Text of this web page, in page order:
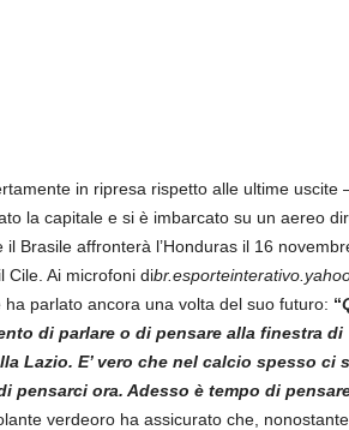
in ripresa rispetto alle ultime uscite
la capitale e si è imbarcato su un aereo
Brasile affronterà l’Honduras il 16
Cile. Ai microfoni di
parlato ancora una volta del suo futuro: “
di parlare o di pensare alla finestra di
Lazio. E’ vero che nel calcio spesso ci
pensarci ora. Adesso è tempo di
verdeoro ha assicurato che,